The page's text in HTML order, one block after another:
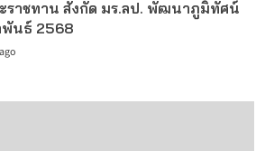
ราชทาน สังกัด มร.ลป. พัฒนาภูมิทัศน์
พันธ์ 2568